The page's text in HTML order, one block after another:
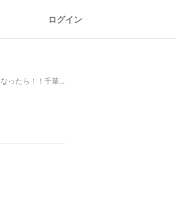
ログイン
ったら！！千葉...